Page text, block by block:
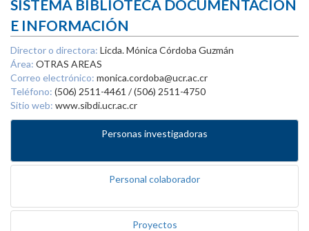
SISTEMA BIBLIOTECA DOCUMENTACIÓN
E INFORMACIÓN
Director o directora: Licda. Mónica Córdoba Guzmán
Área: OTRAS AREAS
Correo electrónico: monica.cordoba@ucr.ac.cr
Teléfono: (506) 2511-4461 / (506) 2511-4750
Sitio web: www.sibdi.ucr.ac.cr
Personas investigadoras
Personal colaborador
Proyectos